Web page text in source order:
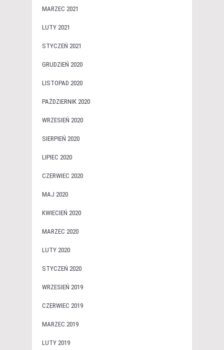
MARZEC 2021
LUTY 2021
STYCZEŃ 2021
GRUDZIEŃ 2020
LISTOPAD 2020
PAŹDZIERNIK 2020
WRZESIEŃ 2020
SIERPIEŃ 2020
LIPIEC 2020
CZERWIEC 2020
MAJ 2020
KWIECIEŃ 2020
MARZEC 2020
LUTY 2020
STYCZEŃ 2020
WRZESIEŃ 2019
CZERWIEC 2019
MARZEC 2019
LUTY 2019